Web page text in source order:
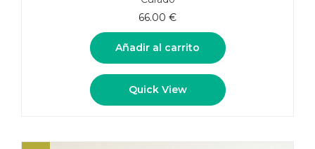
66.00 €
Añadir al carrito
Quick View